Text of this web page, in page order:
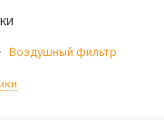
Воздушный фильтр